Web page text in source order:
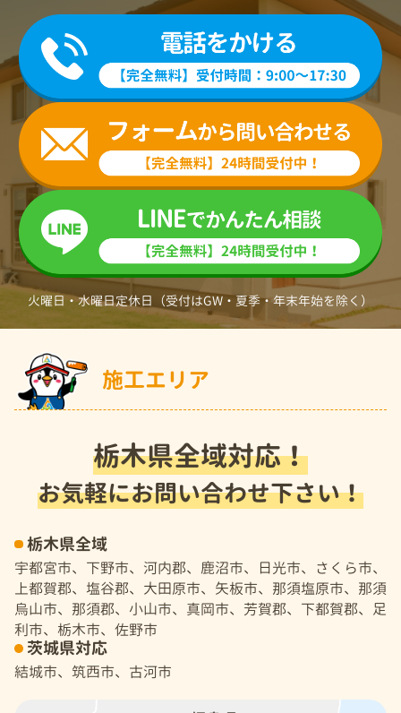
火曜日・水曜日定休日（受付はGW・夏季・年末年始を除く）
施工エリア
栃木県全域対応！
お気軽にお問い合わせ下さい！
栃木県全域
宇都宮市、下野市、河内郡、鹿沼市、日光市、さくら市、
上都賀郡、塩谷郡、大田原市、矢板市、那須塩原市、那須
烏山市、那須郡、小山市、真岡市、芳賀郡、下都賀郡、足
利市、栃木市、佐野市
茨城県対応
結城市、筑西市、古河市